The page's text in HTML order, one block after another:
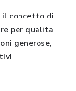
il concetto di
per qualita
generose,